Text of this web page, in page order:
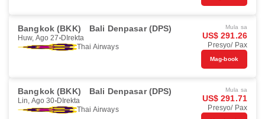
Bangkok (BKK) Bali Denpasar (DPS)
Huw, Ago 27 DIrekta
Thai Airways
Mula sa
US$ 291.26
Presyo/ Pax
Mag-book
Bangkok (BKK) Bali Denpasar (DPS)
Lin, Ago 30 DIrekta
Thai Airways
Mula sa
US$ 291.71
Presyo/ Pax